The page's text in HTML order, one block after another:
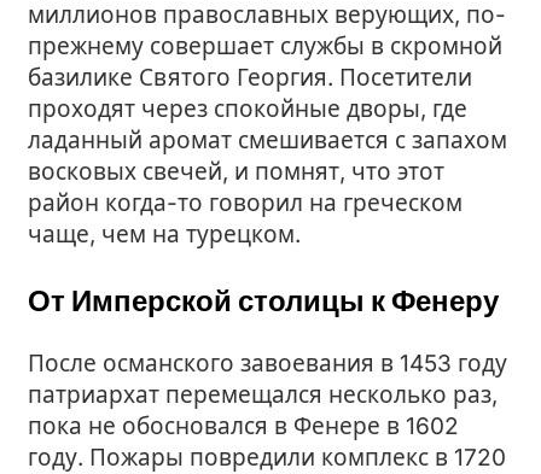
миллионов православных верующих, по-
прежнему совершает службы в скромной
базилике Святого Георгия. Посетители
проходят через спокойные дворы, где
ладанный аромат смешивается с запахом
восковых свечей, и помнят, что этот
район когда-то говорил на греческом
чаще, чем на турецком.
От Имперской столицы к Фенеру
После османского завоевания в 1453 году
патриархат перемещался несколько раз,
пока не обосновался в Фенере в 1602
году. Пожары повредили комплекс в 1720